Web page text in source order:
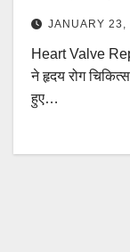
JANUARY 23,
Heart Valve
ने हृदय रोग
हुए…